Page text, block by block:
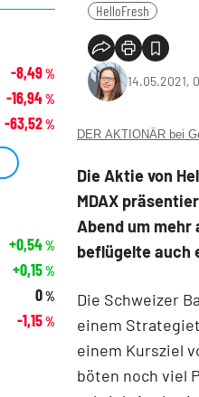
HelloFresh
14.05.2021,
DER AKTIONÄR bei
Die Aktie von
MDAX
Abend um mehr
beflügelte auch
Die Schweizer
einem
einem Kursziel
böten noch viel
-8,49%
-16,94%
-63,52%
+0,54%
+0,15%
0%
-1,15%